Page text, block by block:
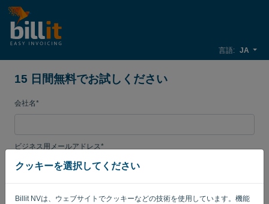
クッキーを選択してください
Billit NVは、ウェブサイトでクッキーなどの技術を使用しています。機能
言語: JA
15 日間無料でお試しください
会社名*
ビジネス用メールアドレス*